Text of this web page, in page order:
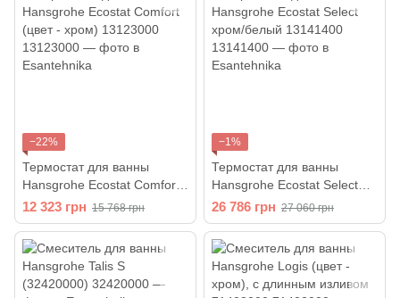
−22%
Термостат для ванны
Hansgrohe Ecostat Comfort
(цвет - хром) 13123000
12 323 грн 15 768 грн
−1%
Термостат для ванны
Hansgrohe Ecostat Select
хром/белый 13141400
26 786 грн 27 060 грн